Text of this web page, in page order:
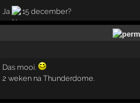
Ja 15 december?
Das mooi.
2 weken na Thunderdome.